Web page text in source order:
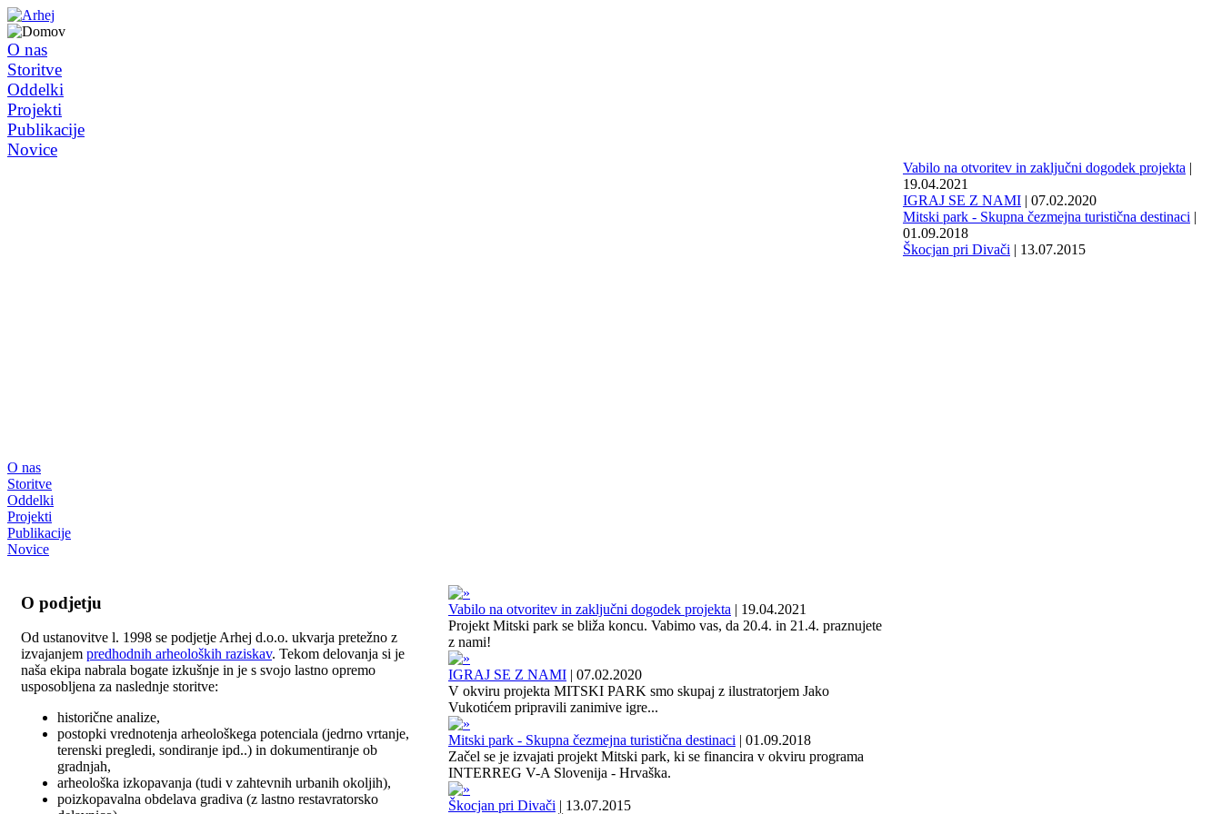
O nas
Storitve
Oddelki
Projekti
Publikacije
Novice
O nas
Storitve
Oddelki
Projekti
Publikacije
Novice
Vabilo na otvoritev in zaključni dogodek projekta |
19.04.2021
IGRAJ SE Z NAMI | 07.02.2020
Mitski park - Skupna čezmejna turistična destinaci |
01.09.2018
Škocjan pri Divači | 13.07.2015
O podjetju
Od ustanovitve l. 1998 se podjetje Arhej d.o.o. ukvarja pretežno z
izvajanjem predhodnih arheoloških raziskav. Tekom delovanja si je
naša ekipa nabrala bogate izkušnje in je s svojo lastno opremo
usposobljena za naslednje storitve:
historične analize,
postopki vrednotenja arheološkega potenciala (jedrno vrtanje,
terenski pregledi, sondiranje ipd..) in dokumentiranje ob
gradnjah,
arheološka izkopavanja (tudi v zahtevnih urbanih okoljih),
poizkopavalna obdelava gradiva (z lastno restavratorsko
Vabilo na otvoritev in zaključni dogodek projekta | 19.04.2021
Projekt Mitski park se bliža koncu. Vabimo vas, da 20.4. in 21.4. praznujete
z nami!
IGRAJ SE Z NAMI | 07.02.2020
V okviru projekta MITSKI PARK smo skupaj z ilustratorjem Jako
Vukotićem pripravili zanimive igre...
Mitski park - Skupna čezmejna turistična destinaci | 01.09.2018
Začel se je izvajati projekt Mitski park, ki se financira v okviru programa
INTERREG V-A Slovenija - Hrvaška.
Škocjan pri Divači | 13.07.2015